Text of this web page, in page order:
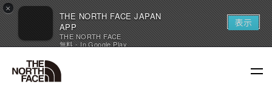
×
THE NORTH FACE JAPAN
APP
THE NORTH FACE
無料 - In Google Play
表示